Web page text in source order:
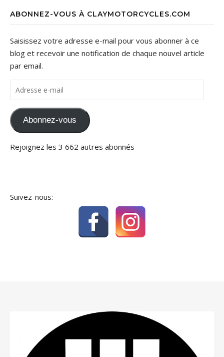
ABONNEZ-VOUS À CLAYMOTORCYCLES.COM
Saisissez votre adresse e-mail pour vous abonner à ce
blog et recevoir une notification de chaque nouvel article
par email.
Adresse e-mail
Abonnez-vous
Rejoignez les 3 662 autres abonnés
Suivez-nous: